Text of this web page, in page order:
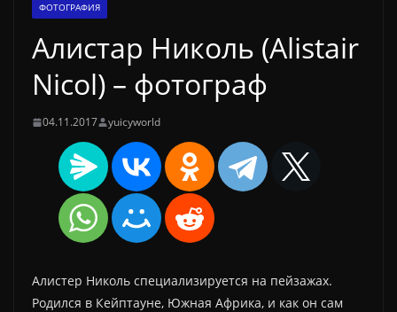
ФОТОГРАФИЯ
Алистар Николь (Alistair
Nicol) – фотограф
04.11.2017 yuicyworld
Алистер Николь специализируется на пейзажах.
Родился в Кейптауне, Южная Африка, и как он сам